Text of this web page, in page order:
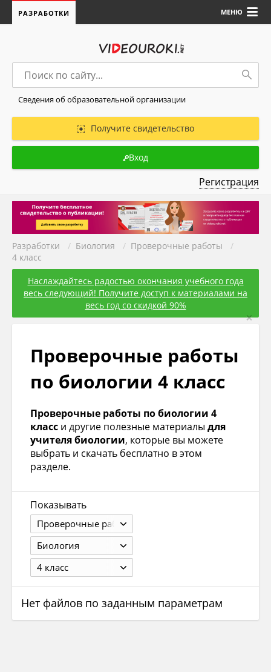
МЕНЮ
РАЗРАБОТКИ
Сведения об образовательной организации
Получите свидетельство
Вход
Регистрация
Разработки / Биология / Проверочные работы
/
4 класс
Наслаждайтесь радостью окончания учебного года
весь следующий! Получите доступ к материалами на
весь год со скидкой 90%
×
Проверочные работы
по биологии 4 класс
Проверочные работы по биологии 4
класс и другие полезные материалы для
учителя биологии, которые вы можете
выбрать и скачать бесплатно в этом
разделе.
Показывать
Проверочные работы
Биология
4 класс
Нет файлов по заданным параметрам